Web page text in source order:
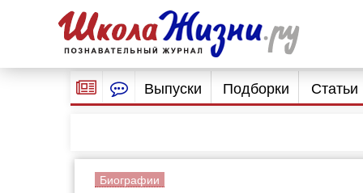
Выпуски Подборки Статьи
Биографии